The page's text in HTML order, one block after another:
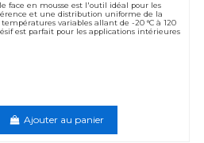
face en mousse est l'outil idéal pour les
et une distribution uniforme de la
variables allant de -20 °C à 120
est parfait pour les applications intérieures
Ajouter au panier